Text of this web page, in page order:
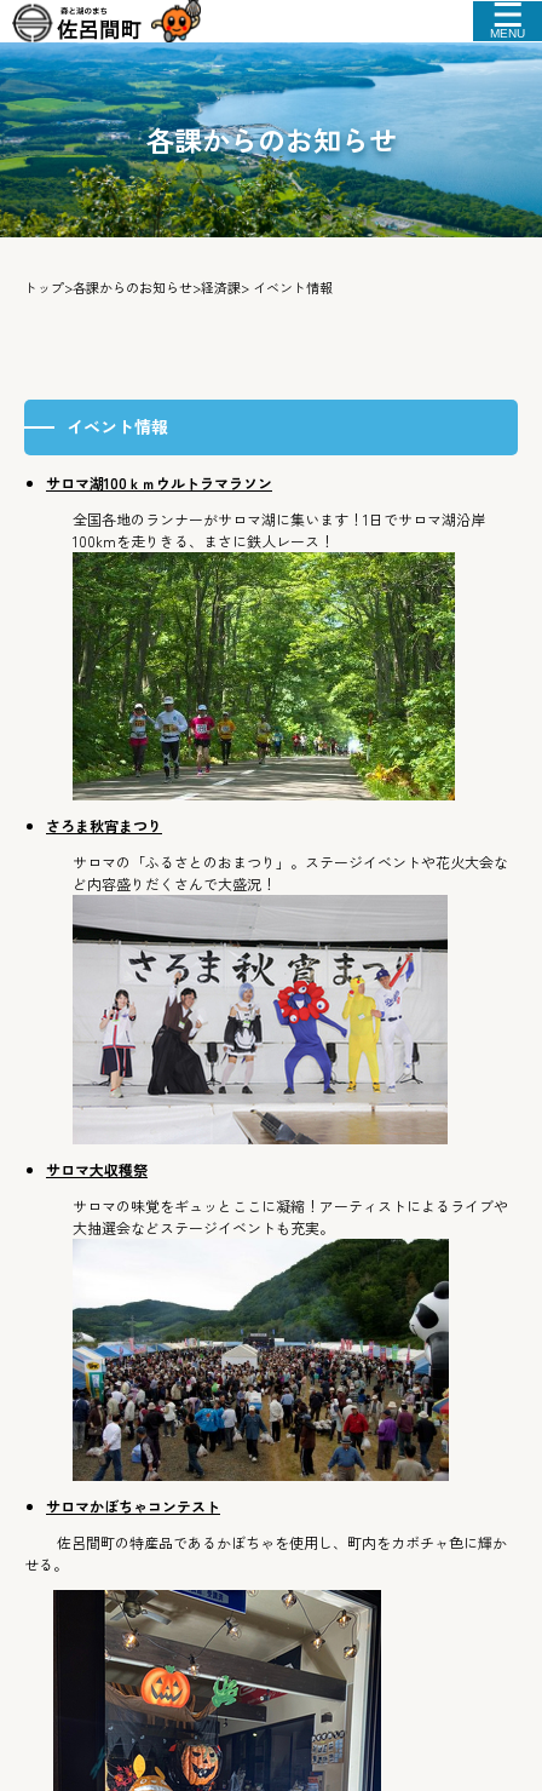
MENU
各課からのお知らせ
トップ>各課からのお知らせ>経済課> イベント情報
イベント情報
サロマ湖100ｋｍウルトラマラソン
全国各地のランナーがサロマ湖に集います！1日でサロマ湖沿岸
100kmを走りきる、まさに鉄人レース！
さろま秋宵まつり
サロマの「ふるさとのおまつり」。ステージイベントや花火大会な
ど内容盛りだくさんで大盛況！
サロマ大収穫祭
サロマの味覚をギュッとここに凝縮！アーティストによるライブや
大抽選会などステージイベントも充実。
サロマかぼちゃコンテスト
佐呂間町の特産品であるかぼちゃを使用し、町内をカボチャ色に輝か
せる。